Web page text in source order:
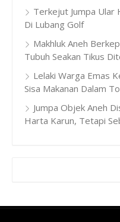
Terkejut Jumpa Ular
Di Lubang Golf
Makhluk Aneh
Tubuh Seakan Tikus
Lelaki Warga Emas
Sisa Makanan Dalam
Jumpa Objek Aneh
Harta Karun, Tetapi